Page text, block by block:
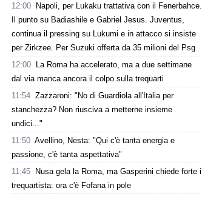
12:00
Napoli, per Lukaku trattativa con il Fenerbahce.
Il punto su Badiashile e Gabriel Jesus. Juventus,
continua il pressing su Lukumi e in attacco si insiste
per Zirkzee. Per Suzuki offerta da 35 milioni del Psg
12:00
La Roma ha accelerato, ma a due settimane
dal via manca ancora il colpo sulla trequarti
11:54 Zazzaroni: "No di Guardiola all'Italia per
stanchezza? Non riusciva a metterne insieme
undici..."
11:50 Avellino, Nesta: "Qui c'è tanta energia e
passione, c'è tanta aspettativa"
11:45
Nusa gela la Roma, ma Gasperini chiede forte il
trequartista: ora c'è Fofana in pole